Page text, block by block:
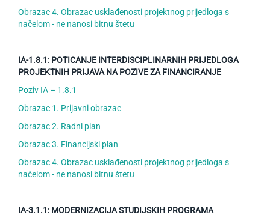
Obrazac 4. Obrazac usklađenosti projektnog prijedloga s
načelom - ne nanosi bitnu štetu
IA-1.8.1: POTICANJE INTERDISCIPLINARNIH PRIJEDLOGA
PROJEKTNIH PRIJAVA NA POZIVE ZA FINANCIRANJE
Poziv IA – 1.8.1
Obrazac 1. Prijavni obrazac
Obrazac 2. Radni plan
Obrazac 3. Financijski plan
Obrazac 4. Obrazac usklađenosti projektnog prijedloga s
načelom - ne nanosi bitnu štetu
IA-3.1.1: MODERNIZACIJA STUDIJSKIH PROGRAMA